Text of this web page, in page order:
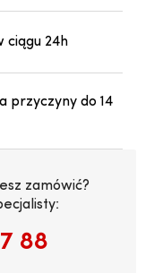
ciągu 24h
przyczyny do 14
zamówić?
88